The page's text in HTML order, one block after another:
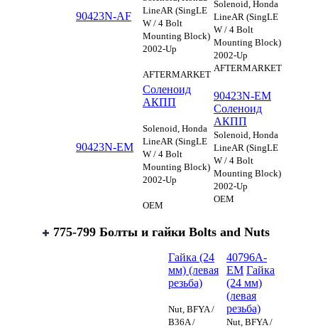
90423N-AF
LineAR (SingLE
W / 4 Bolt
Mounting Block)
2002-Up
AFTERMARKET
Solenoid, Honda
LineAR (SingLE
W / 4 Bolt
Mounting Block)
2002-Up
AFTERMARKET
90423N-EM
Соленоид
АКПП
Solenoid, Honda
LineAR (SingLE
W / 4 Bolt
Mounting Block)
2002-Up
OEM
90423N-EM
Соленоид
АКПП
Solenoid, Honda
LineAR (SingLE
W / 4 Bolt
Mounting Block)
2002-Up
OEM
775-799 Болты и гайки Bolts аnd Nuts
Гайка (24
мм) (левая
резьба)
Nut, BFYA /
B36A /
40796A-
EM Гайка
(24 мм)
(левая
резьба)
Nut, BFYA /